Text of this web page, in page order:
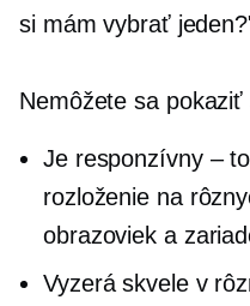
si mám vybrať
Nemôžete sa
Je responzívny –
rozloženie na
obrazoviek a
Vyzerá skvele v